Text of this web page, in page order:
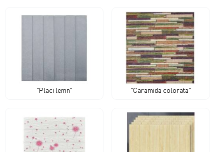
"Placi lemn" "Caramida colorata"